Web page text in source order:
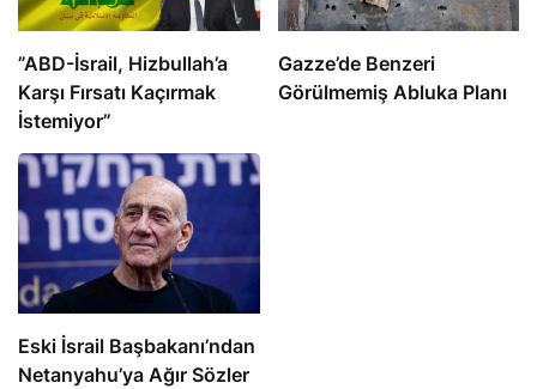
​​​​​​​”ABD-İsrail, Hizbullah’a
Karşı Fırsatı Kaçırmak
İstemiyor”
​​​​​​​Gazze’de Benzeri
Görülmemiş Abluka Planı
Eski İsrail Başbakanı’ndan
Netanyahu’ya Ağır Sözler